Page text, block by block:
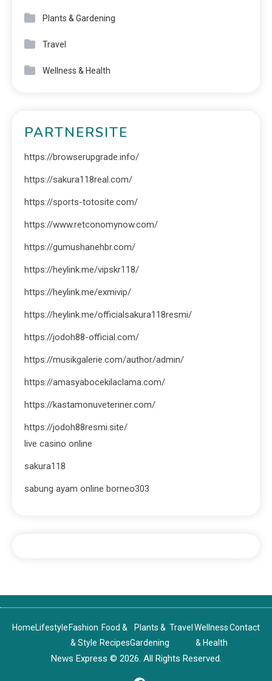
Plants & Gardening
Travel
Wellness & Health
PARTNERSITE
https://browserupgrade.info/
https://sakura118real.com/
https://sports-totosite.com/
https://www.retconomynow.com/
https://gumushanehbr.com/
https://heylink.me/vipskr118/
https://heylink.me/exmivip/
https://heylink.me/officialsakura118resmi/
https://jodoh88-official.com/
https://musikgalerie.com/author/admin/
https://amasyabocekilaclama.com/
https://kastamonuveteriner.com/
https://jodoh88resmi.site/
live casino online
sakura118
sabung ayam online borneo303
HomeLifestyle Fashion
& Style
Food &
Recipes
Plants &
Gardening
Travel Wellness
& Health
Contact
News Express © 2026. All Rights Reserved.